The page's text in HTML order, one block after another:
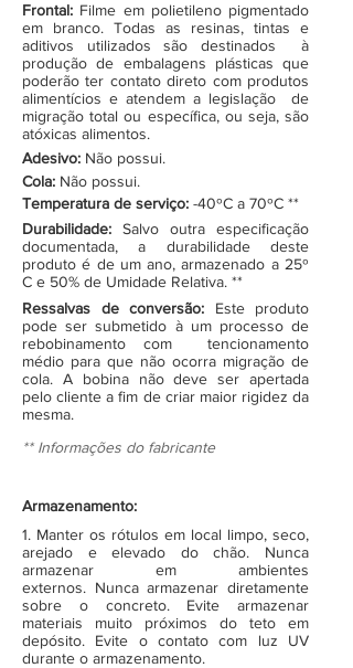
Frontal: Filme em polietileno pigmentado
em branco. Todas as resinas, tintas e
aditivos utilizados são destinados à
produção de embalagens plásticas que
poderão ter contato direto com produtos
alimentícios e atendem a legislação de
migração total ou específica, ou seja, são
atóxicas alimentos.
Adesivo: Não possui.
Cola: Não possui.
Temperatura de serviço: -40ºC a 70ºC **
Durabilidade: Salvo outra especificação
documentada, a durabilidade deste
produto é de um ano, armazenado a 25º
C e 50% de Umidade Relativa. **
Ressalvas de conversão: Este produto
pode ser submetido à um processo de
rebobinamento com tencionamento
médio para que não ocorra migração de
cola. A bobina não deve ser apertada
pelo cliente a fim de criar maior rigidez da
mesma.
** Informações do fabricante
Armazenamento:
1. Manter os rótulos em local limpo, seco,
arejado e elevado do chão. Nunca
armazenar em ambientes
externos. Nunca armazenar diretamente
sobre o concreto. Evite armazenar
materiais muito próximos do teto em
depósito. Evite o contato com luz UV
durante o armazenamento.